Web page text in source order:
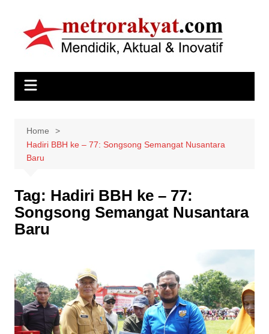
content
Home
Hadiri BBH ke – 77: Songsong Semangat Nusantara
Baru
Tag: Hadiri BBH ke – 77:
Songsong Semangat Nusantara
Baru